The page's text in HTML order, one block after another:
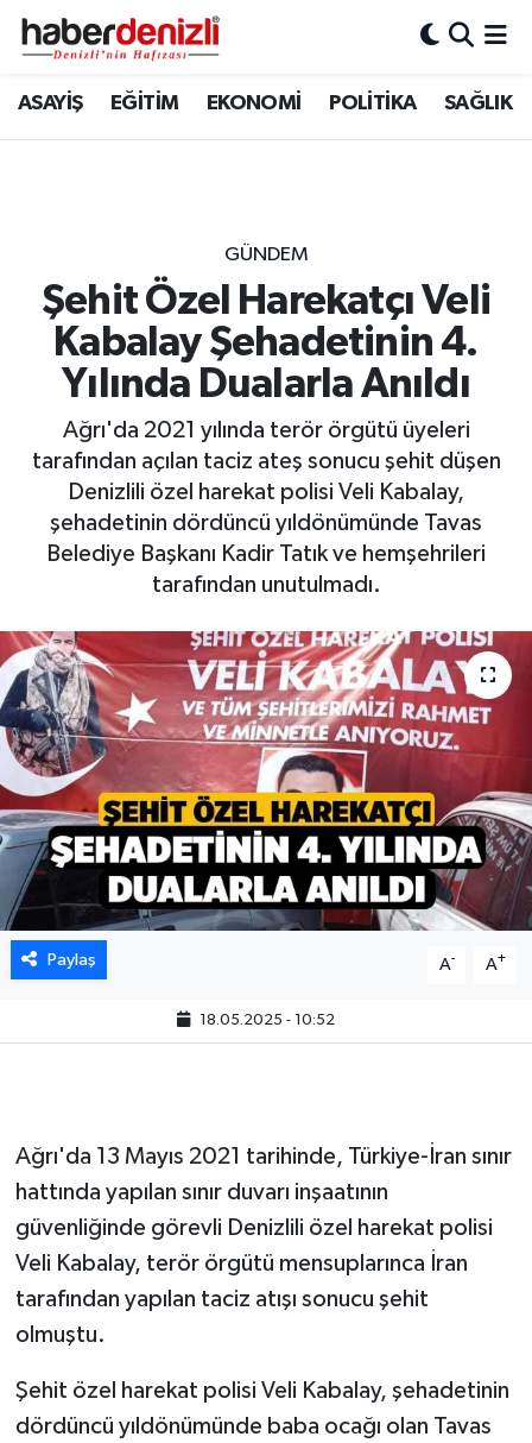
ASAYİŞ EĞİTİM EKONOMİ POLİTİKA SAĞLIK
GÜNDEM
Şehit Özel Harekatçı Veli
Kabalay Şehadetinin 4.
Yılında Dualarla Anıldı
Ağrı'da 2021 yılında terör örgütü üyeleri
tarafından açılan taciz ateş sonucu şehit düşen
Denizlili özel harekat polisi Veli Kabalay,
şehadetinin dördüncü yıldönümünde Tavas
Belediye Başkanı Kadir Tatık ve hemşehrileri
tarafından unutulmadı.
Paylaş A- A+
18.05.2025 - 10:52
Ağrı'da 13 Mayıs 2021 tarihinde, Türkiye-İran sınır
hattında yapılan sınır duvarı inşaatının
güvenliğinde görevli Denizlili özel harekat polisi
Veli Kabalay, terör örgütü mensuplarınca İran
tarafından yapılan taciz atışı sonucu şehit
olmuştu.
Şehit özel harekat polisi Veli Kabalay, şehadetinin
dördüncü yıldönümünde baba ocağı olan Tavas
Denizli Nöbetçi Eczaneler
Puan Durumu ve Fikstür
Tüm Manşetler
Son Dakika Haberleri
Haber Arşivi